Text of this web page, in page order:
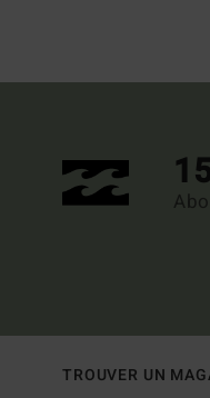
TROUVER UN